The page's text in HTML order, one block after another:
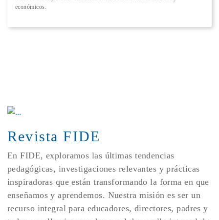
económicos.
Revista FIDE
En FIDE, exploramos las últimas tendencias
pedagógicas, investigaciones relevantes y prácticas
inspiradoras que están transformando la forma en que
enseñamos y aprendemos. Nuestra misión es ser un
recurso integral para educadores, directores, padres y